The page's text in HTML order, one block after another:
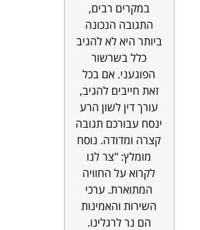
במקרים רבים,
התגובה הנכונה
ביותר היא לא להגיב
כלל בשרשור
הפוגעני. אם בכל
זאת חייבים להגיב,
עורך דין לשון הרע
ינסח עבורכם תגובה
קצרה ומדודה. נוסח
מומלץ: "צר לנו
לקרוא על החוויה
המתוארת. ערכי
השירות והאמינות
הם נר לרגלינו.